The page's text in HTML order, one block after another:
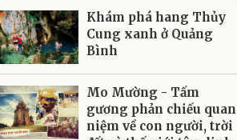
Khám phá hang Thủy
Cung xanh ở Quảng
Bình
Mo Mường - Tấm
gương phản chiếu quan
niệm về con người, trời